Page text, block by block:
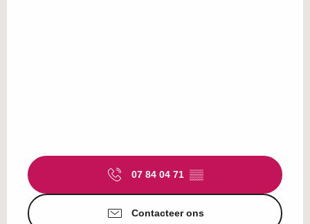
07 84 04 71 ▒▒
Contacteer ons